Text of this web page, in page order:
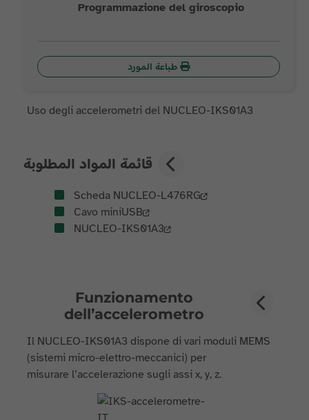
Programmazione del giroscopio
Uso degli accelerometri del NUCLEO-IKS01A3
قائمة المواد المطلوبة
Scheda NUCLEO-L476RG
Cavo miniUSB
NUCLEO-IKS01A3
Funzionamento
dell’accelerometro
Il NUCLEO-IKS01A3 dispone di vari moduli MEMS
(sistemi micro-elettro-meccanici) per
misurare l’accelerazione sugli assi x, y, z.